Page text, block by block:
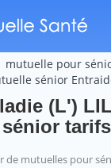
mutuelle pour
sénior
(L')
sénior tarifs
de mutuelles pour